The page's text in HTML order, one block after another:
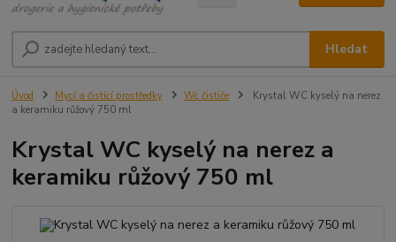
Hledat
Úvod Mycí a čistící prostředky Wc čističe
Krystal WC kyselý na nerez
a keramiku růžový 750 ml
Krystal WC kyselý na nerez a
keramiku růžový 750 ml